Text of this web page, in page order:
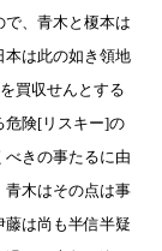
、青木と榎本は
本は此の如き領地
買収せんとする
危険[リスキー]の
きの事たるに由
青木はその点は事
は尚も半信半疑